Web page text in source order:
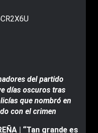
del partido
días oscuros tras
que nombró en
con el crimen
| “Tan grande es